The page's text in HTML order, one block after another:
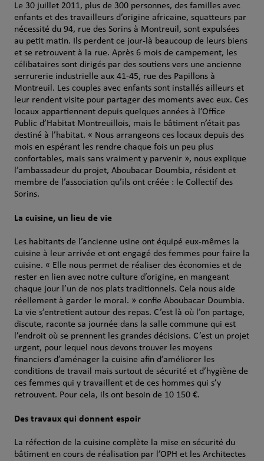
Le 30 juillet 2011, plus de 300 personnes, des familles avec
enfants et des travailleurs d’origine africaine, squatteurs par
nécessité du 94, rue des Sorins à Montreuil, sont expulsées
au petit matin. Ils perdent ce jour-là beaucoup de leurs biens
et se retrouvent à la rue. Après 6 mois de campement, les
célibataires sont dirigés par des soutiens vers une ancienne
serrurerie industrielle aux 41-45, rue des Papillons à
Montreuil. Les couples avec enfants sont installés ailleurs et
leur rendent visite pour partager des moments avec eux. Ces
locaux appartiennent depuis quelques années à l’Office
Public d’Habitat Montreuillois, mais le bâtiment n’était pas
destiné à l’habitat. « Nous arrangeons ces locaux depuis des
mois en espérant les rendre chaque fois un peu plus
confortables, mais sans vraiment y parvenir », nous explique
l’ambassadeur du projet, Aboubacar Doumbia, résident et
membre de l’association qu’ils ont créée : le Collectif des
Sorins.
La cuisine, un lieu de vie
Les habitants de l’ancienne usine ont équipé eux-mêmes la
cuisine à leur arrivée et ont engagé des femmes pour faire la
cuisine. « Elle nous permet de réaliser des économies et de
rester en lien avec notre culture d’origine, en mangeant
chaque jour l’un de nos plats traditionnels. Cela nous aide
réellement à garder le moral. » confie Aboubacar Doumbia.
La vie s’entretient autour des repas. C’est là où l’on partage,
discute, raconte sa journée dans la salle commune qui est
l’endroit où se prennent les grandes décisions. C’est un projet
urgent, pour lequel nous devons trouver les moyens
financiers d’aménager la cuisine afin d’améliorer les
conditions de travail mais surtout de sécurité et d’hygiène de
ces femmes qui y travaillent et de ces hommes qui s’y
retrouvent. Pour cela, ils ont besoin de 10 150 €.
Des travaux qui donnent espoir
La réfection de la cuisine complète la mise en sécurité du
bâtiment en cours de réalisation par l’OPH et les Architectes